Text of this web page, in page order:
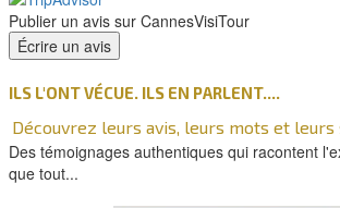
Publier un avis sur CannesVisiTour
ILS L'ONT VÉCUE. ILS EN PARLENT....
Découvrez leurs avis, leurs mots et leurs
Des témoignages authentiques qui racontent
que tout...